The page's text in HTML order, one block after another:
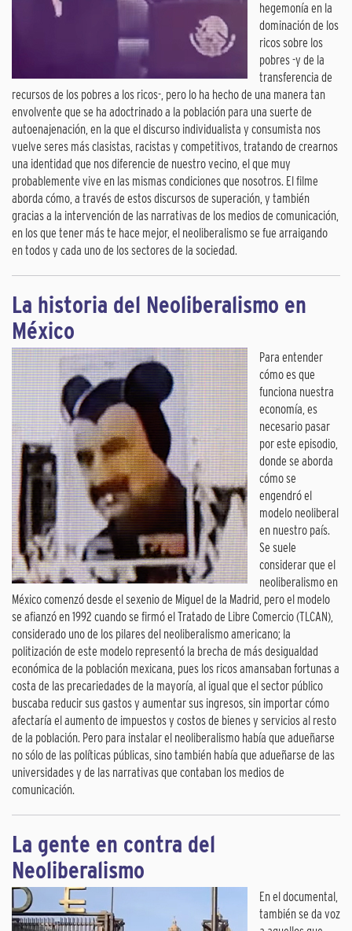
hegemonía en la
dominación de los
ricos sobre los
pobres -y de la
transferencia de
recursos de los pobres a los ricos-, pero lo ha hecho de una manera tan
envolvente que se ha adoctrinado a la población para una suerte de
autoenajenación, en la que el discurso individualista y consumista nos
vuelve seres más clasistas, racistas y competitivos, tratando de crearnos
una identidad que nos diferencie de nuestro vecino, el que muy
probablemente vive en las mismas condiciones que nosotros. El filme
aborda cómo, a través de estos discursos de superación, y también
gracias a la intervención de las narrativas de los medios de comunicación,
en los que tener más te hace mejor, el neoliberalismo se fue arraigando
en todos y cada uno de los sectores de la sociedad.
La historia del Neoliberalismo en
México
Para entender
cómo es que
funciona nuestra
economía, es
necesario pasar
por este episodio,
donde se aborda
cómo se
engendró el
modelo neoliberal
en nuestro país.
Se suele
considerar que el
neoliberalismo en
México comenzó desde el sexenio de Miguel de la Madrid, pero el modelo
se afianzó en 1992 cuando se firmó el Tratado de Libre Comercio (TLCAN),
considerado uno de los pilares del neoliberalismo americano; la
politización de este modelo representó la brecha de más desigualdad
económica de la población mexicana, pues los ricos amansaban fortunas a
costa de las precariedades de la mayoría, al igual que el sector público
buscaba reducir sus gastos y aumentar sus ingresos, sin importar cómo
afectaría el aumento de impuestos y costos de bienes y servicios al resto
de la población. Pero para instalar el neoliberalismo había que adueñarse
no sólo de las políticas públicas, sino también había que adueñarse de las
universidades y de las narrativas que contaban los medios de
comunicación.
La gente en contra del
Neoliberalismo
En el documental,
también se da voz